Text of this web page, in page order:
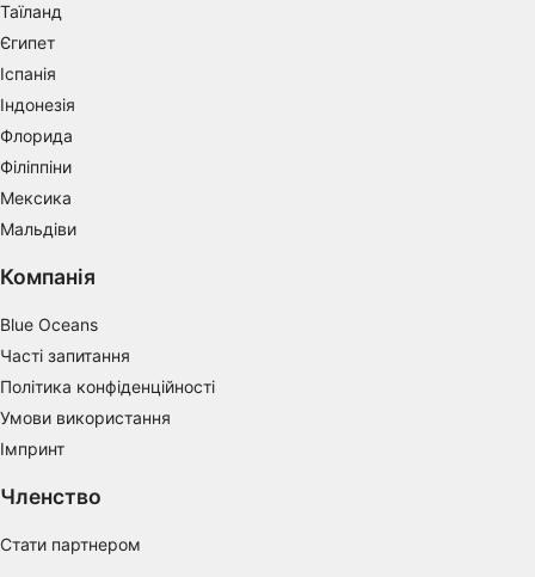
Таїланд
Єгипет
Іспанія
Індонезія
Флорида
Філіппіни
Мексика
Мальдіви
Компанія
Blue Oceans
Часті запитання
Політика конфіденційності
Умови використання
Імпринт
Членство
Стати партнером
Measure content performance
Understand audiences through statistics or
Develop and improve services
IAB Special Features:
Use precise geolocation data
Identify devices based on information
actively requested